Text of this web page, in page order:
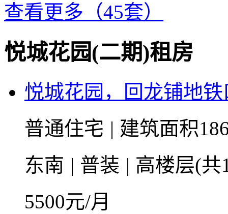
查看更多（45套）
悦城花园(二期)租房
悦城花园，回龙铺地
普通住宅 | 建筑面积
东南 | 普装 | 高楼层(
5500元/月